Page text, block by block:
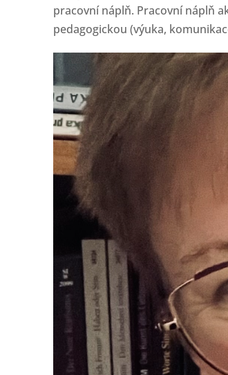
pracovní náplň. Pracovní náplň
pedagogickou (výuka,